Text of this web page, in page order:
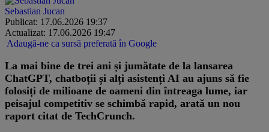
Sebastian Jucan
Publicat: 17.06.2026 19:37
Actualizat: 17.06.2026 19:47
Adaugă-ne ca sursă preferată în Google
La mai bine de trei ani și jumătate de la lansarea
ChatGPT, chatboții și alți asistenți AI au ajuns să fie
folosiți de milioane de oameni din întreaga lume, iar
peisajul competitiv se schimbă rapid, arată un nou
raport citat de TechCrunch.